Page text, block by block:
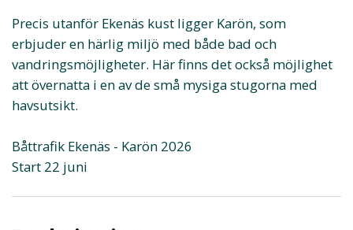
Precis utanför Ekenäs kust ligger Karön, som
erbjuder en härlig miljö med både bad och
vandringsmöjligheter. Här finns det också möjlighet
att övernatta i en av de små mysiga stugorna med
havsutsikt.
Båttrafik Ekenäs - Karön 2026
Start 22 juni